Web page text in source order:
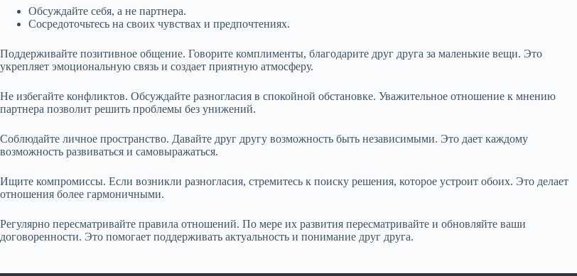
Обсуждайте себя, а не партнера.
Сосредоточьтесь на своих чувствах и предпочтениях.
Поддерживайте позитивное общение. Говорите комплименты, благодарите друг друга за маленькие вещи. Это
укрепляет эмоциональную связь и создает приятную атмосферу.
Не избегайте конфликтов. Обсуждайте разногласия в спокойной обстановке. Уважительное отношение к мнению
партнера позволит решить проблемы без унижений.
Соблюдайте личное пространство. Давайте друг другу возможность быть независимыми. Это дает каждому
возможность развиваться и самовыражаться.
Ищите компромиссы. Если возникли разногласия, стремитесь к поиску решения, которое устроит обоих. Это делает
отношения более гармоничными.
Регулярно пересматривайте правила отношений. По мере их развития пересматривайте и обновляйте ваши
договоренности. Это помогает поддерживать актуальность и понимание друг друга.